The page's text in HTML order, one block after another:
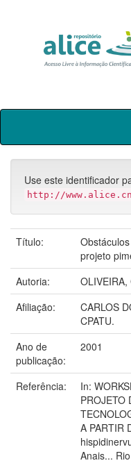
Skip
Use este identificador
http://
Título:
projeto
Autoria:
OLIVEIRA,
Afiliação:
CARLOS
CPATU.
Ano de
publicação:
2001
Referência:
In:
PROJETO
A PARTIR
Anais...